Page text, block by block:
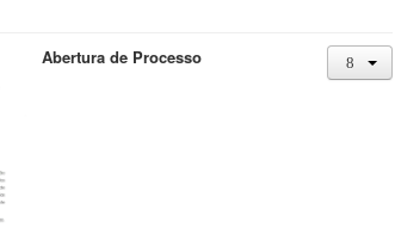
Abertura de Processo